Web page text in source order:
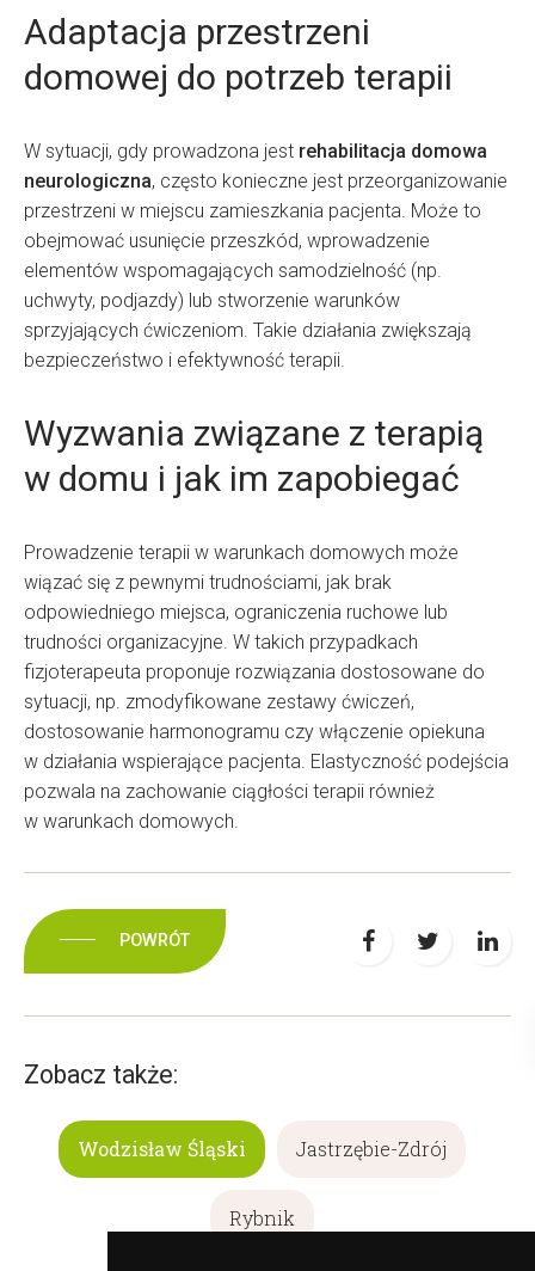
Zobacz także:
Wodzisław Śląski Jastrzębie-Zdrój
Rybnik
Adaptacja przestrzeni
domowej do potrzeb terapii
W sytuacji, gdy prowadzona jest rehabilitacja domowa
neurologiczna, często konieczne jest przeorganizowanie
przestrzeni w miejscu zamieszkania pacjenta. Może to
obejmować usunięcie przeszkód, wprowadzenie
elementów wspomagających samodzielność (np.
uchwyty, podjazdy) lub stworzenie warunków
sprzyjających ćwiczeniom. Takie działania zwiększają
bezpieczeństwo i efektywność terapii.
Wyzwania związane z terapią
w domu i jak im zapobiegać
Prowadzenie terapii w warunkach domowych może
wiązać się z pewnymi trudnościami, jak brak
odpowiedniego miejsca, ograniczenia ruchowe lub
trudności organizacyjne. W takich przypadkach
fizjoterapeuta proponuje rozwiązania dostosowane do
sytuacji, np. zmodyfikowane zestawy ćwiczeń,
dostosowanie harmonogramu czy włączenie opiekuna
w działania wspierające pacjenta. Elastyczność podejścia
pozwala na zachowanie ciągłości terapii również
w warunkach domowych.
POWRÓT